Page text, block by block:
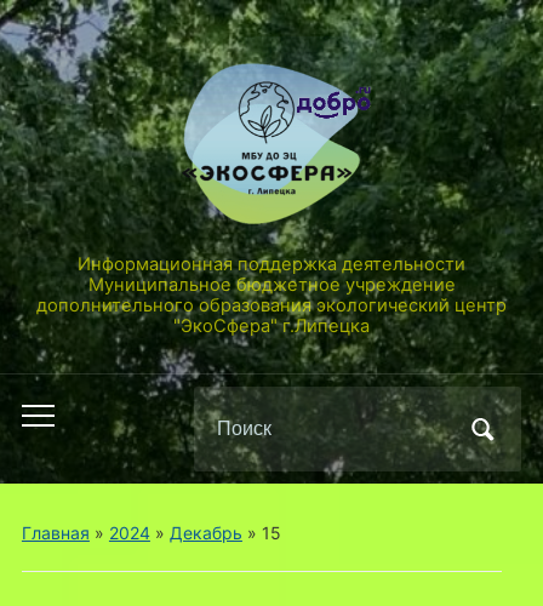
Информационная поддержка деятельности
Муниципальное бюджетное учреждение
дополнительного образования экологический центр
"ЭкоСфера" г.Липецка
Переключить
мобильное
меню
Поиск
по:
Главная » 2024» Декабрь » 15